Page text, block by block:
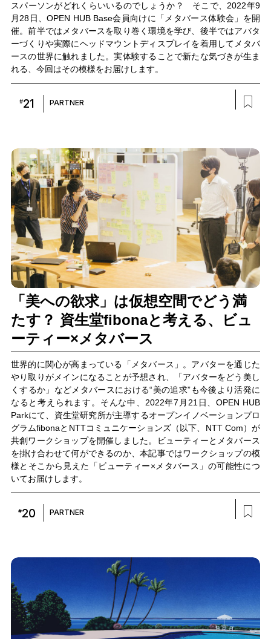
スパーソンがどれくらいいるのでしょうか？ そこで、2022年9
月28日、OPEN HUB Base会員向けに「メタバース体験会」を開
催。前半ではメタバースを取り巻く環境を学び、後半ではアバタ
ーづくりや実際にヘッドマウントディスプレイを着用してメタバ
ースの世界に触れました。実体験することで新たな気づきが生ま
れる、今回はその模様をお届けします。
#21 PARTNER
「美への欲求」は仮想空間でどう満
たす？ 資生堂fibonaと考える、ビュ
ーティー×メタバース
世界的に関心が高まっている「メタバース」。アバターを通じた
やり取りがメインになることが予想され、「アバターをどう美し
くするか」などメタバースにおける“美の追求”も今後より活発に
なると考えられます。そんな中、2022年7月21日、OPEN HUB
Parkにて、資生堂研究所が主導するオープンイノベーションプロ
グラムfibonaとNTTコミュニケーションズ（以下、NTT Com）が
共創ワークショップを開催しました。ビューティーとメタバース
を掛け合わせて何ができるのか、本記事ではワークショップの模
様とそこから見えた「ビューティー×メタバース」の可能性につ
いてお届けします。
#20 PARTNER